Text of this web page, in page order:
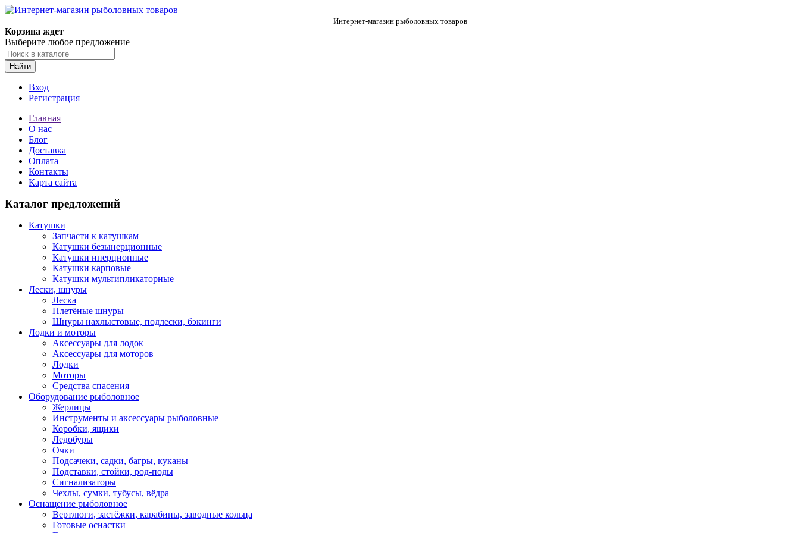
Интернет-магазин рыболовных товаров
Корзина ждет
Выберите любое предложение
Найти
Вход
Регистрация
Главная
О нас
Блог
Доставка
Оплата
Контакты
Карта сайта
Каталог предложений
Катушки
Запчасти к катушкам
Катушки безынерционные
Катушки инерционные
Катушки карповые
Катушки мультипликаторные
Лески, шнуры
Леска
Плетёные шнуры
Шнуры нахлыстовые, подлески, бэкинги
Лодки и моторы
Аксессуары для лодок
Аксессуары для моторов
Лодки
Моторы
Средства спасения
Оборудование рыболовное
Жерлицы
Инструменты и аксессуары рыболовные
Коробки, ящики
Ледобуры
Очки
Подсачеки, садки, багры, куканы
Подставки, стойки, род-поды
Сигнализаторы
Чехлы, сумки, тубусы, вёдра
Оснащение рыболовное
Вертлюги, застёжки, карабины, заводные кольца
Готовые оснастки